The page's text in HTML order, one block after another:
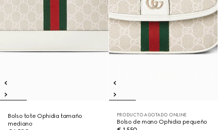
Bolso tote Ophidia tamaño
mediano
PRODUCTO AGOTADO ONLINE
Bolso de mano Ophidia pequeño